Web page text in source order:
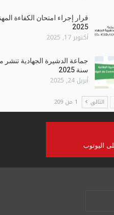
قرار إجراء امتحان الكفاءة
2025
أكتوبر 17, 2025
جماعة الدشيرة الجهادية تنشر
سنة 2025
أبريل 24, 2025
التالي 1 من 209
اليوتوب